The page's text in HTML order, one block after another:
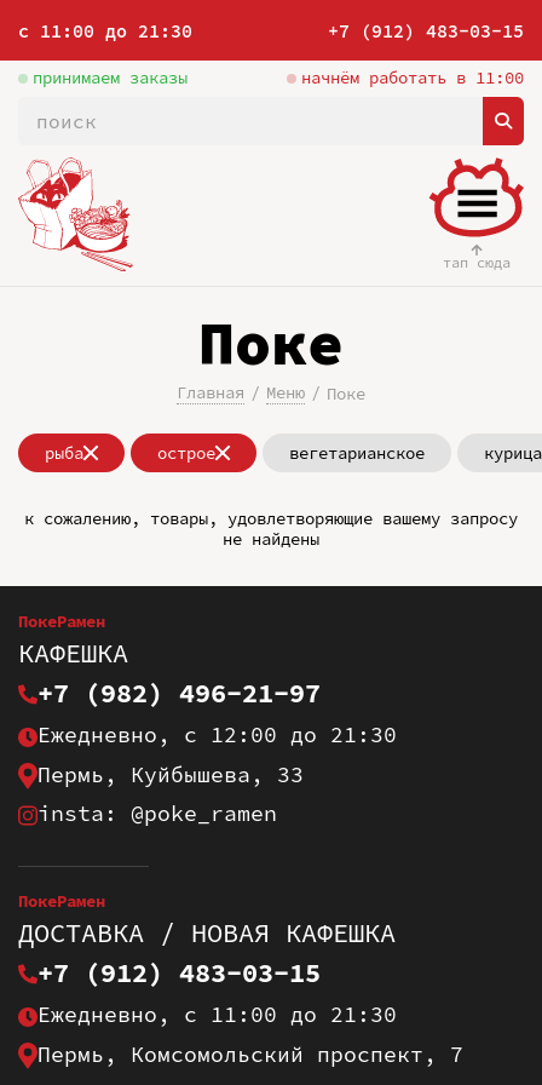
с 11:00 до 21:30 +7 (912) 483-03-15
принимаем заказы начнём работать в 11:00
тап сюда
Поке
Главная Меню Поке
рыба острое вегетарианское курица
к сожалению, товары, удовлетворяющие вашему запросу
не найдены
ПокеРамен
КАФЕШКА
+7 (982) 496-21-97
Ежедневно, с 12:00 до 21:30
Пермь, Куйбышева, 33
insta: @poke_ramen
ПокеРамен
ДОСТАВКА / НОВАЯ КАФЕШКА
+7 (912) 483-03-15
Ежедневно, с 11:00 до 21:30
Пермь, Комсомольский проспект, 7